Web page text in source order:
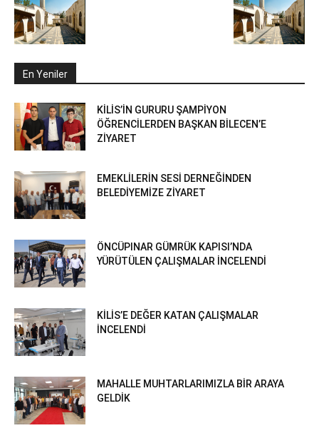
En Yeniler
KİLİS’İN GURURU ŞAMPİYON
ÖĞRENCİLERDEN BAŞKAN BİLECEN’E
ZİYARET
EMEKLİLERİN SESİ DERNEĞİNDEN
BELEDİYEMİZE ZİYARET
ÖNCÜPINAR GÜMRÜK KAPISI’NDA
YÜRÜTÜLEN ÇALIŞMALAR İNCELENDİ
KİLİS’E DEĞER KATAN ÇALIŞMALAR
İNCELENDİ
MAHALLE MUHTARLARIMIZLA BİR ARAYA
GELDİK